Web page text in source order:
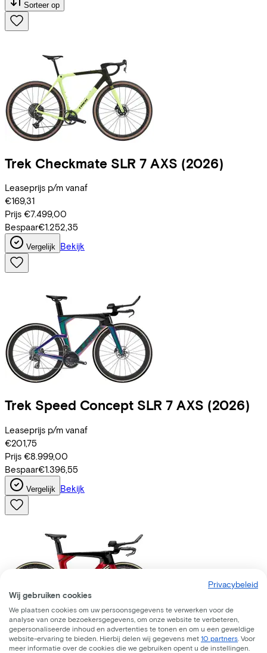
Sorteer op
Trek Checkmate SLR 7 AXS (2026)
Leaseprijs p/m vanaf
€169,31
Prijs €7.499,00
Bespaar€1.252,35
Vergelijk Bekijk
Trek Speed Concept SLR 7 AXS (2026)
Leaseprijs p/m vanaf
€201,75
Prijs €8.999,00
Bespaar€1.396,55
Vergelijk Bekijk
Trek Speed Concept SLR 9 (2026)
Privacybeleid
Wij gebruiken cookies
We plaatsen cookies om uw persoonsgegevens te verwerken voor de
analyse van onze bezoekersgegevens, om onze website te verbeteren,
gepersonaliseerde inhoud en advertenties te tonen en om u een geweldige
website-ervaring te bieden. Hierbij delen wij gegevens met 10 partners . Voor
meer informatie over de cookies die we gebruiken opent u de instellingen.